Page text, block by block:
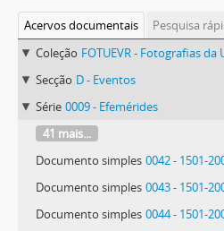
Acervos documentais
Pesquisa
Coleção FOTUEVR - Fotografias
Secção D - Eventos
Série 0009 - Efemérides
41 mais...
Documento simples 0042 - 1501-
Documento simples 0043 - 1501-
Documento simples 0044 - 1501-